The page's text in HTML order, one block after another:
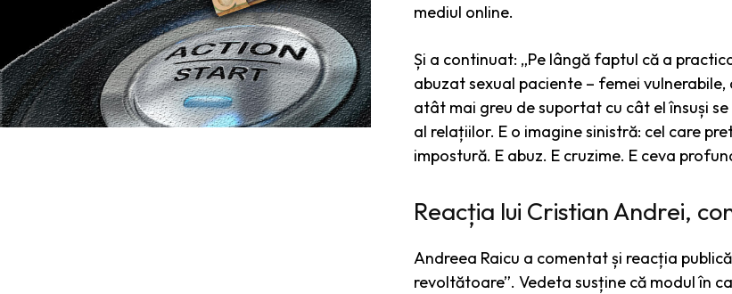
mediul online.
Și a continuat: „Pe lângă faptul că a
abuzat sexual paciente – femei
atât mai greu de suportat cu cât el însuși
al relațiilor. E o imagine sinistră: cel care
impostură. E abuz. E cruzime. E ceva
Reacția lui Cristian Andrei,
Andreea Raicu a comentat și reacția
revoltătoare”. Vedeta susține că modul în